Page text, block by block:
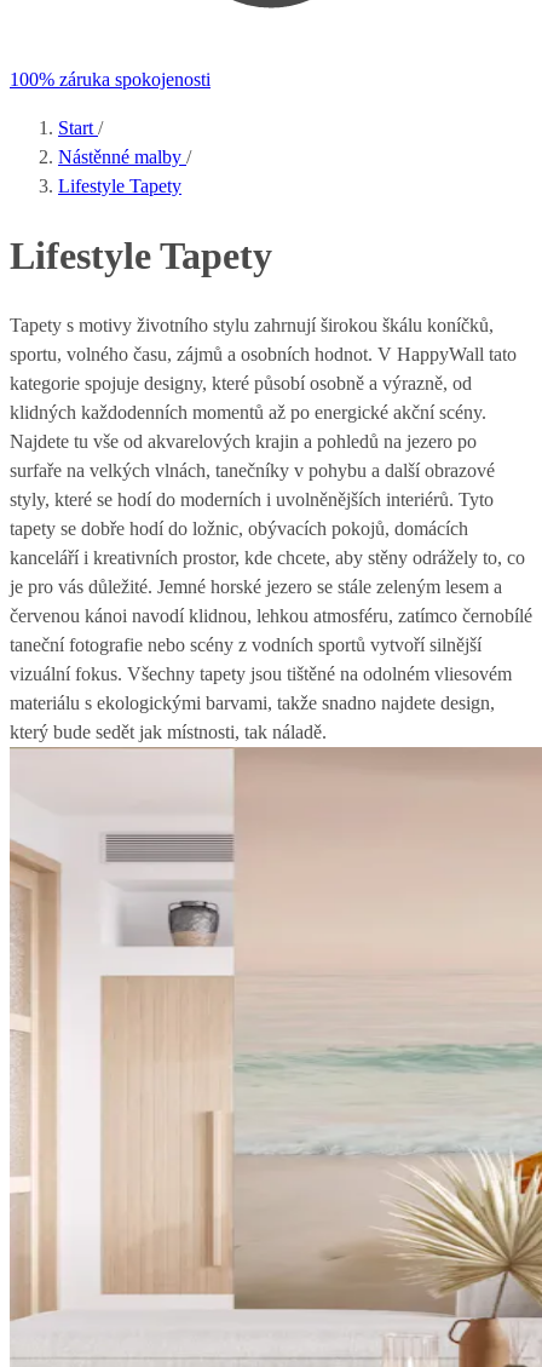
100% záruka spokojenosti
Start /
Nástěnné malby /
Lifestyle Tapety
Lifestyle Tapety
Tapety s motivy životního stylu zahrnují širokou škálu koníčků,
sportu, volného času, zájmů a osobních hodnot. V HappyWall tato
kategorie spojuje designy, které působí osobně a výrazně, od
klidných každodenních momentů až po energické akční scény.
Najdete tu vše od akvarelových krajin a pohledů na jezero po
surfaře na velkých vlnách, tanečníky v pohybu a další obrazové
styly, které se hodí do moderních i uvolněnějších interiérů. Tyto
tapety se dobře hodí do ložnic, obývacích pokojů, domácích
kanceláří i kreativních prostor, kde chcete, aby stěny odrážely to, co
je pro vás důležité. Jemné horské jezero se stále zeleným lesem a
červenou kánoi navodí klidnou, lehkou atmosféru, zatímco černobílé
taneční fotografie nebo scény z vodních sportů vytvoří silnější
vizuální fokus. Všechny tapety jsou tištěné na odolném vliesovém
materiálu s ekologickými barvami, takže snadno najdete design,
který bude sedět jak místnosti, tak náladě.